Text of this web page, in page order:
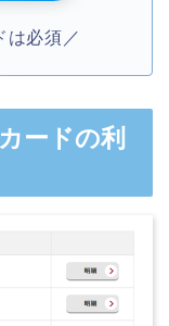
は必須／
ードの利